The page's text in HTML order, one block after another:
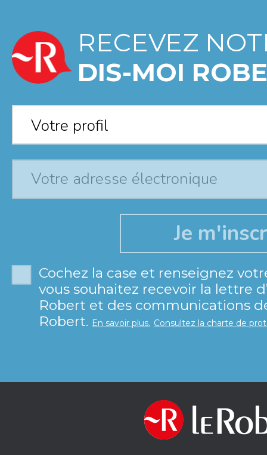
RECEVEZ
DIS-MOI
Votre profil*
Votre profil
Cochez la case et renseignez
vous souhaitez recevoir la lettre
Robert et des communications
Robert. En savoir plus. Consultez la charte de